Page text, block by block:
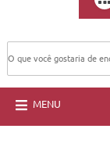
MENU